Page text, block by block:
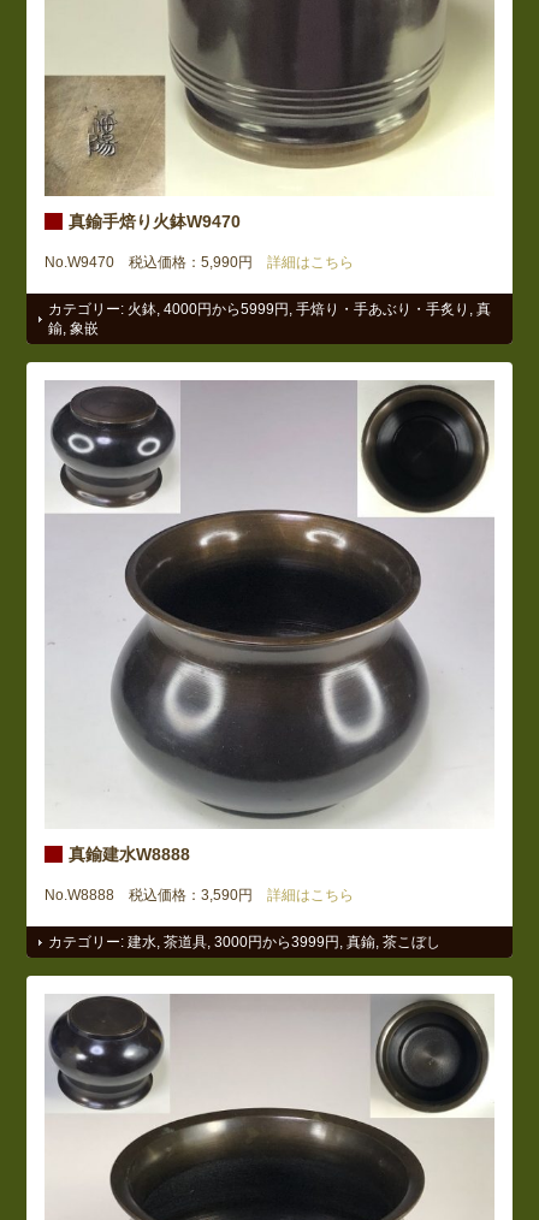
真鍮手焙り火鉢W9470
No.W9470 税込価格：5,990円 詳細はこちら
カテゴリー: 火鉢 ,4000円から5999円 ,手焙り・手あぶり・手炙り ,真
鍮 ,象嵌
真鍮建水W8888
No.W8888 税込価格：3,590円 詳細はこちら
カテゴリー:建水 ,茶道具 ,3000円から3999円 ,真鍮 ,茶こぼし